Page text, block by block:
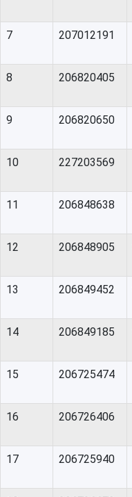
7 207012191
8 206820405
9 206820650
10 227203569
11 206848638
12 206848905
13 206849452
14 206849185
15 206725474
16 206726406
17 206725940